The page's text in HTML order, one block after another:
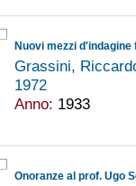
Nuovi mezzi
Grassini,
1972
Anno: 1933
Onoranze al prof. Ugo